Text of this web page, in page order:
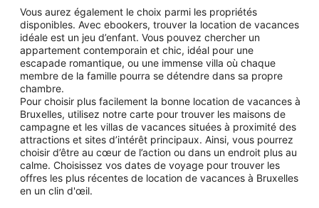
Vous aurez également le choix parmi les propriétés
disponibles. Avec ebookers, trouver la location de vacances
idéale est un jeu d’enfant. Vous pouvez chercher un
appartement contemporain et chic, idéal pour une
escapade romantique, ou une immense villa où chaque
membre de la famille pourra se détendre dans sa propre
chambre.
Pour choisir plus facilement la bonne location de vacances à
Bruxelles, utilisez notre carte pour trouver les maisons de
campagne et les villas de vacances situées à proximité des
attractions et sites d’intérêt principaux. Ainsi, vous pourrez
choisir d’être au cœur de l’action ou dans un endroit plus au
calme. Choisissez vos dates de voyage pour trouver les
offres les plus récentes de location de vacances à Bruxelles
en un clin d'œil.